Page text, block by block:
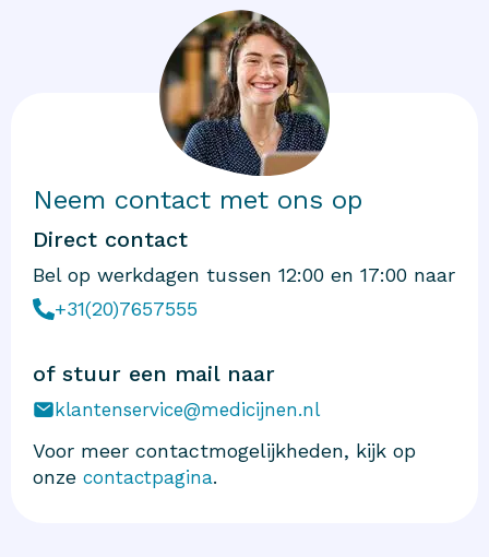
Neem contact met ons op
Direct contact
Bel op werkdagen tussen 12:00 en 17:00 naar
+31(20)7657555
of stuur een mail naar
klantenservice@medicijnen.nl
Voor meer contactmogelijkheden, kijk op
onze contactpagina.